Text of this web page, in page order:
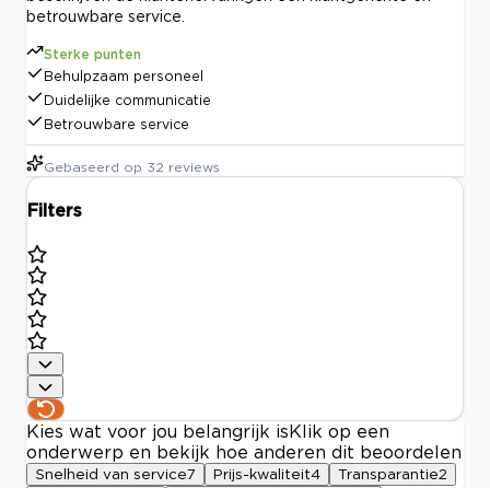
betrouwbare service.
Sterke punten
Behulpzaam personeel
Duidelijke communicatie
Betrouwbare service
Gebaseerd op 32 reviews
Filters
Kies wat voor jou belangrijk is Klik op een
onderwerp en bekijk hoe anderen dit beoordelen
Snelheid van service7 Prijs-kwaliteit4 Transparantie2